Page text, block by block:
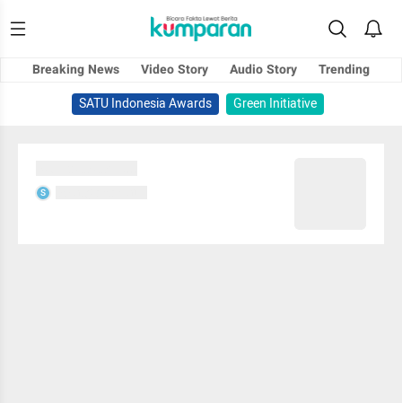
Breaking News Video Story Audio Story
Trending
SATU Indonesia Awards
Green Initiative
S